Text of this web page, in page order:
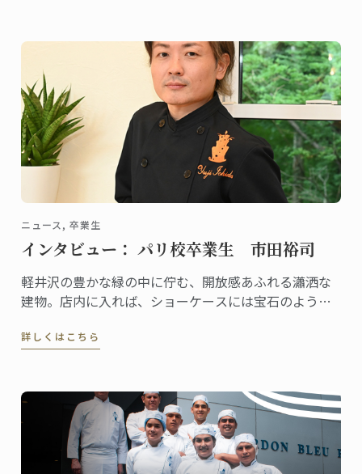
ニュース, 卒業生
インタビュー： パリ校卒業生 市田裕司
軽井沢の豊かな緑の中に佇む、開放感あふれる瀟洒な
建物。店内に入れば、ショーケースには宝石のように
誘います。
詳しくはこちら